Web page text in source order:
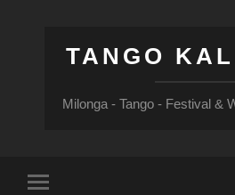
TANGO
Milonga - Tango - Festival &